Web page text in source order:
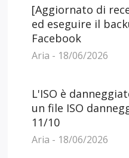
[Aggiornato di
ed eseguire il
Facebook
Aria - 18/06/2026
L'ISO è
un file ISO
11/10
Aria - 18/06/2026